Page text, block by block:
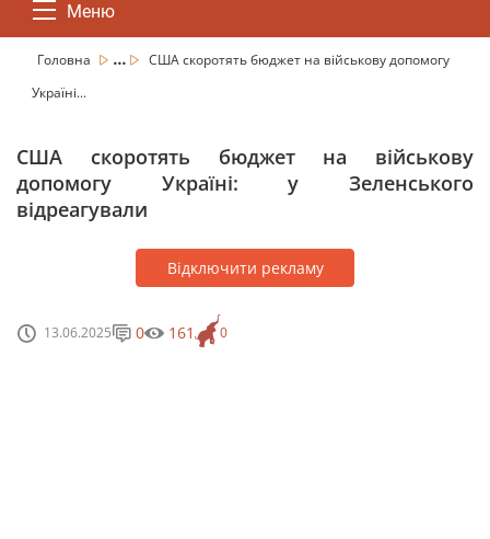
Меню
Головна ...
США скоротять бюджет на військову допомогу
Україні...
США скоротять бюджет на військову
допомогу Україні: у Зеленського
відреагували
Відключити рекламу
13.06.2025 0
0 161